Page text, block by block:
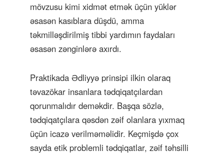
mövzusu kimi xidmət etmək üçün yüklər
əsasən kasıblara düşdü, amma
təkmilləşdirilmiş tibbi yardımın faydaları
əsasən zənginlərə axırdı.
Praktikada Ədliyyə prinsipi ilkin olaraq
təvazökar insanlara tədqiqatçılardan
qorunmalıdır deməkdir. Başqa sözlə,
tədqiqatçılara qəsdən zəif olanlara yıxmaq
üçün icazə verilməməlidir. Keçmişdə çox
sayda etik problemli tədqiqatlar, zəif təhsilli